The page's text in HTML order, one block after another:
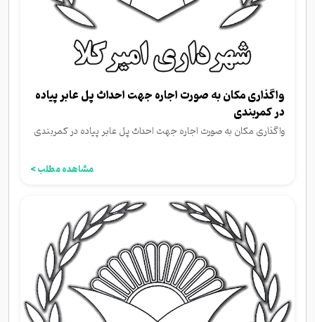
واگذاری مکان به صورت اجاره جهت احداث پل عابر پیاده
در کمربندی
واگذاری مکان به صورت اجاره جهت احداث پل عابر پیاده در کمربندی
مشاهده مطلب >